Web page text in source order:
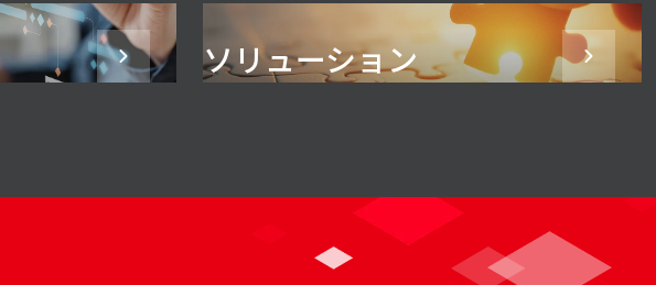
ソリューション